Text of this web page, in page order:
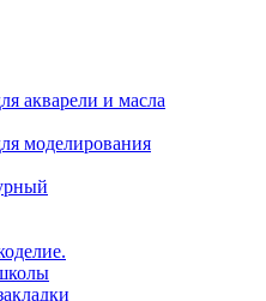
акварели и масла
моделирования